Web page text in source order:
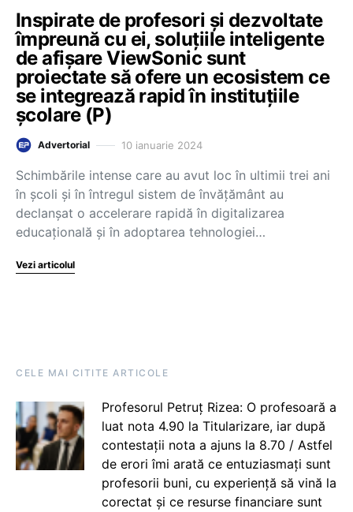
Inspirate de profesori și dezvoltate
împreună cu ei, soluțiile inteligente
de afișare ViewSonic sunt
proiectate să ofere un ecosistem ce
se integrează rapid în instituțiile
școlare (P)
Advertorial 10 ianuarie 2024
Schimbările intense care au avut loc în ultimii trei ani
în școli și în întregul sistem de învățământ au
declanșat o accelerare rapidă în digitalizarea
educațională și în adoptarea tehnologiei…
Vezi articolul
CELE MAI CITITE ARTICOLE
Profesorul Petruț Rizea: O profesoară a
luat nota 4.90 la Titularizare, iar după
contestații nota a ajuns la 8.70 / Astfel
de erori îmi arată ce entuziasmați sunt
profesorii buni, cu experiență să vină la
corectat și ce resurse financiare sunt